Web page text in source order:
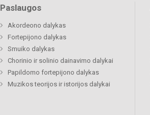
Paslaugos
Akordeono dalykas
Fortepijono dalykas
Smuiko dalykas
Chorinio ir solinio dainavimo dalykai
Papildomo fortepijono dalykas
Muzikos teorijos ir istorijos dalykai